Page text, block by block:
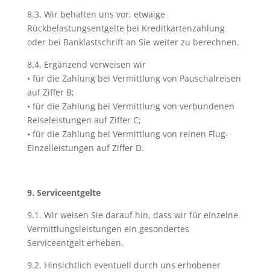
8.3. Wir behalten uns vor, etwaige
Rückbelastungsentgelte bei Kreditkartenzahlung
oder bei Banklastschrift an Sie weiter zu berechnen.
8.4. Ergänzend verweisen wir
• für die Zahlung bei Vermittlung von Pauschalreisen
auf Ziffer B;
• für die Zahlung bei Vermittlung von verbundenen
Reiseleistungen auf Ziffer C;
• für die Zahlung bei Vermittlung von reinen Flug-
Einzelleistungen auf Ziffer D.
9. Serviceentgelte
9.1. Wir weisen Sie darauf hin, dass wir für einzelne
Vermittlungsleistungen ein gesondertes
Serviceentgelt erheben.
9.2. Hinsichtlich eventuell durch uns erhobener